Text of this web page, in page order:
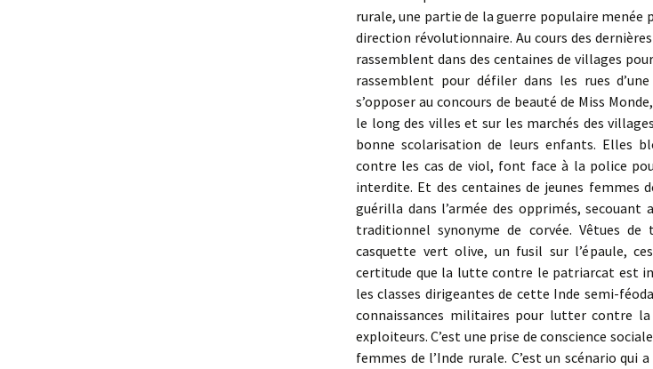
rurale, une partie de la guerre populaire menée
direction révolutionnaire. Au cours des
rassemblent dans des centaines de villages
rassemblent pour défiler dans les rues
s’opposer au concours de beauté de Miss
le long des villes et sur les marchés des
bonne scolarisation de leurs enfants. Elles
contre les cas de viol, font face à la police
interdite. Et des centaines de jeunes femmes
guérilla dans l’armée des opprimés, secouant
traditionnel synonyme de corvée. Vêtues
casquette vert olive, un fusil sur l’épaule,
certitude que la lutte contre le patriarcat est
les classes dirigeantes de cette Inde semi-
connaissances militaires pour lutter contre
exploiteurs. C’est une prise de conscience
femmes de l’Inde rurale. C’est un scénario qui